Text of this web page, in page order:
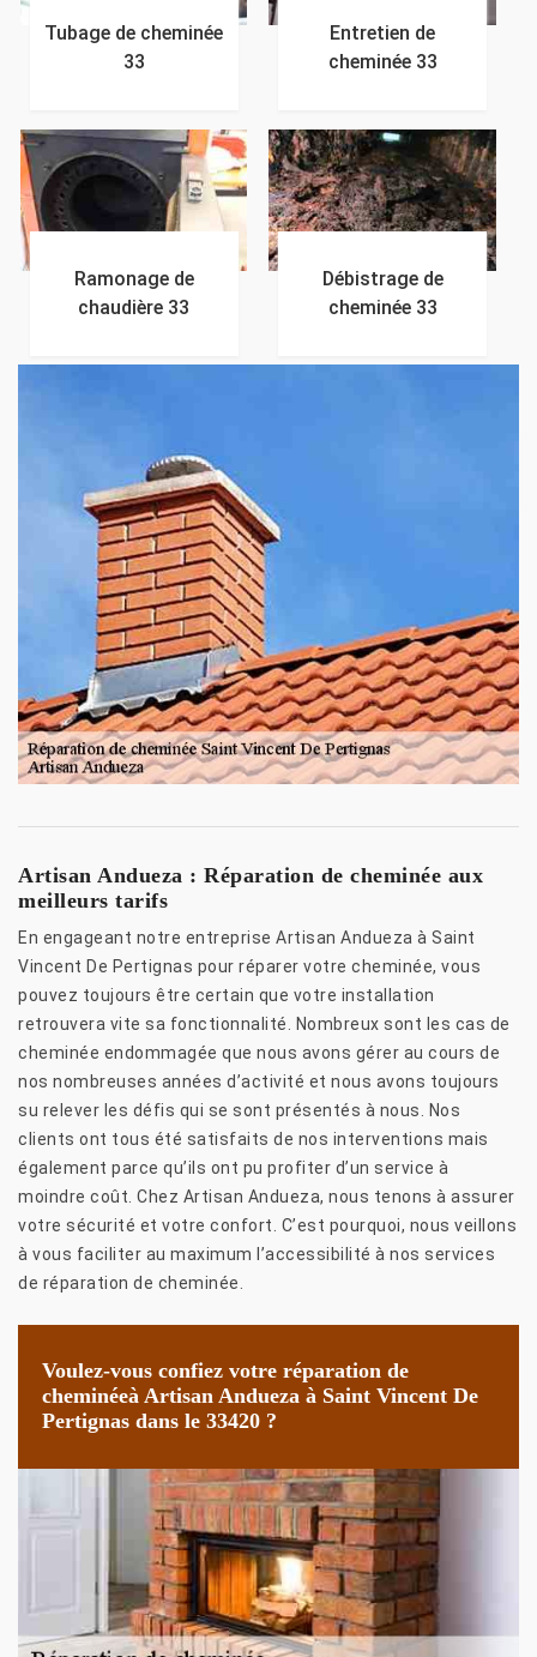
Tubage de cheminée
33
Entretien de
cheminée 33
Ramonage de
chaudière 33
Débistrage de
cheminée 33
Artisan Andueza : Réparation de cheminée aux
meilleurs tarifs
En engageant notre entreprise Artisan Andueza à Saint
Vincent De Pertignas pour réparer votre cheminée, vous
pouvez toujours être certain que votre installation
retrouvera vite sa fonctionnalité. Nombreux sont les cas de
cheminée endommagée que nous avons gérer au cours de
nos nombreuses années d’activité et nous avons toujours
su relever les défis qui se sont présentés à nous. Nos
clients ont tous été satisfaits de nos interventions mais
également parce qu’ils ont pu profiter d’un service à
moindre coût. Chez Artisan Andueza, nous tenons à assurer
votre sécurité et votre confort. C’est pourquoi, nous veillons
à vous faciliter au maximum l’accessibilité à nos services
de réparation de cheminée.
Voulez-vous confiez votre réparation de
cheminéeà Artisan Andueza à Saint Vincent De
Pertignas dans le 33420 ?